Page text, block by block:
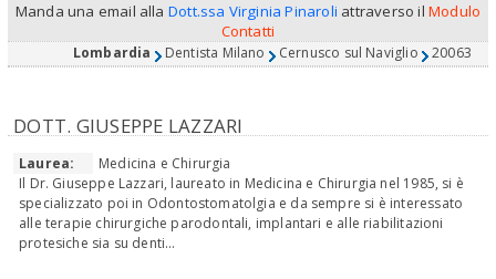
Manda una email alla Dott.ssa Virginia Pinaroli attraverso ilModulo
Contatti
Lombardia Dentista Milano Cernusco sul Naviglio 20063
DOTT. GIUSEPPE LAZZARI
Laurea:
Medicina e Chirurgia
Il Dr. Giuseppe Lazzari, laureato in Medicina e Chirurgia nel 1985, si è
specializzato poi in Odontostomatolgia e da sempre si è interessato
alle terapie chirurgiche parodontali, implantari e alle riabilitazioni
protesiche sia su denti...